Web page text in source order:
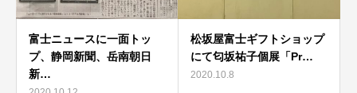
富士ニュースに一面トッ
プ、静岡新聞、岳南朝日
新…
松坂屋富士ギフトショップ
にて匂坂祐子個展「Pr…
2020.10.8